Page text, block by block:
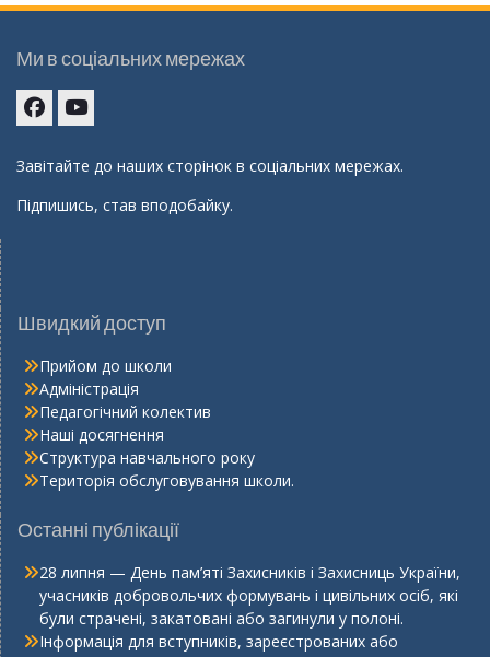
Ми в соціальних мережах
Завітайте до наших сторінок в соціальних мережах.
Підпишись, став вподобайку.
Швидкий доступ
Прийом до школи
Адміністрація
Педагогічний колектив
Наші досягнення
Структура навчального року
Територія обслуговування школи.
Останні публікації
28 липня — День пам’яті Захисників і Захисниць України,
учасників добровольчих формувань і цивільних осіб, які
були страчені, закатовані або загинули у полоні.
Інформація для вступників, зареєстрованих або